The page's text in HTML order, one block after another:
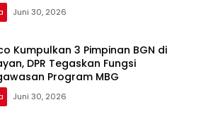
Juni 30, 2026
Kumpulkan 3 Pimpinan BGN di
DPR Tegaskan Fungsi
Program MBG
Juni 30, 2026